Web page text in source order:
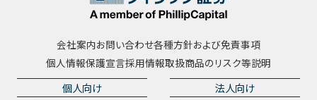
会社案内お問い合わせ各種方針および免責事項
個人情報保護宣言採用情報取扱商品のリスク等説明
個人向け 法人向け